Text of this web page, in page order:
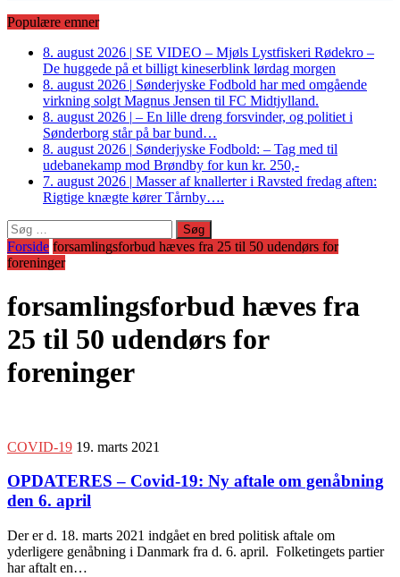
Populære emner
8. august 2026 | SE VIDEO – Mjøls Lystfiskeri Rødekro –
De huggede på et billigt kineserblink lørdag morgen
8. august 2026 | Sønderjyske Fodbold har med omgående
virkning solgt Magnus Jensen til FC Midtjylland.
8. august 2026 | – En lille dreng forsvinder, og politiet i
Sønderborg står på bar bund…
8. august 2026 | Sønderjyske Fodbold: – Tag med til
udebanekamp mod Brøndby for kun kr. 250,-
7. august 2026 | Masser af knallerter i Ravsted fredag aften:
Rigtige knægte kører Tårnby….
Søg
efter:
Forside forsamlingsforbud hæves fra 25 til 50 udendørs for
foreninger
forsamlingsforbud hæves fra
25 til 50 udendørs for
foreninger
COVID-19 19. marts 2021
OPDATERES – Covid-19: Ny aftale om genåbning
den 6. april
Der er d. 18. marts 2021 indgået en bred politisk aftale om
yderligere genåbning i Danmark fra d. 6. april. Folketingets partier
har aftalt en…